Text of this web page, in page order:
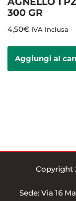
300 GR
4,50€ IVA Inclusa
Aggiungi al
Copyright
Sede: Via 16